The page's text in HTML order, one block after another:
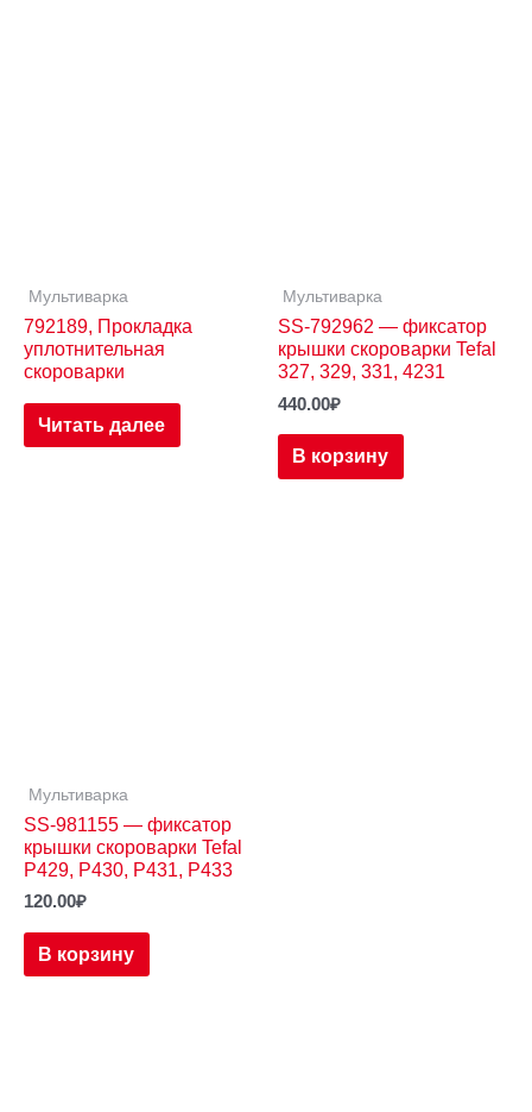
Мультиварка
792189, Прокладка
уплотнительная
скороварки
Читать далее
Мультиварка
SS-792962 — фиксатор
крышки скороварки Tefal
327, 329, 331, 4231
440.00₽
В корзину
Мультиварка
SS-981155 — фиксатор
крышки скороварки Tefal
P429, P430, P431, P433
120.00₽
В корзину